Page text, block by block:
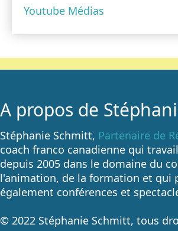
Youtube Médias
A propos de
Stéphanie Schmitt, Partenaire de
coach franco canadienne qui
depuis 2005 dans le domaine du
l'animation, de la formation et qui
également conférences et
© 2022 Stéphanie Schmitt, tous